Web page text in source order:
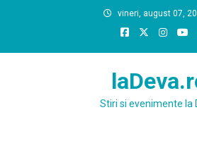
vineri, august 07,
Stiri si evenimente la